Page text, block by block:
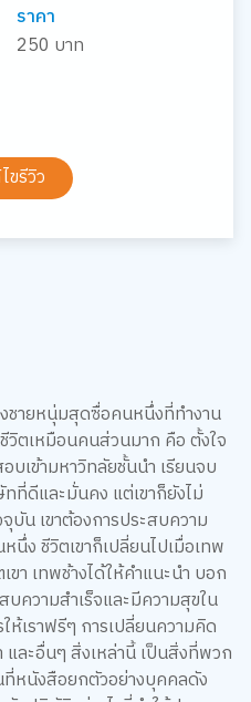
ราคา
250 บาท
ขรีวิว
ชายหนุ่มสุดซื่อคนหนึ่งที่ทำงาน
วิตเหมือนคนส่วนมาก คือ ตั้งใจ
เข้ามหาวิทลัยชั้นนำ เรียนจบ
ที่ดีและมั่นคง แต่เขาก็ยังไม่
น เขาต้องการประสบความ
นึ่ง ชีวิตเขาก็เปลี่ยนไปเมื่อเทพ
า เทพช้างได้ให้คำแนะนำ บอก
บความสำเร็จและมีความสุขใน
ให้เราฟรีๆ การเปลี่ยนความคิด
ละอื่นๆ สิ่งเหล่านี้ เป็นสิ่งที่พวก
ที่หนังสือยกตัวอย่างบุคคลดัง